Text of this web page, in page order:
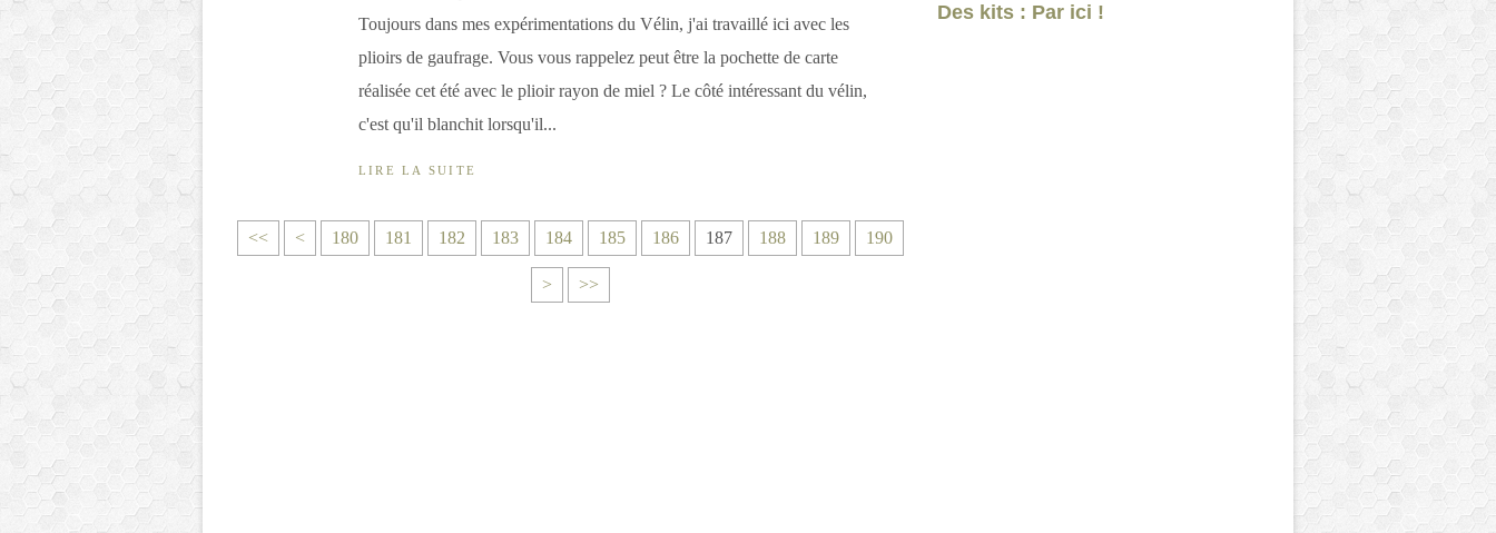
Toujours dans mes expérimentations du Vélin, j'ai travaillé ici avec les
plioirs de gaufrage. Vous vous rappelez peut être la pochette de carte
réalisée cet été avec le plioir rayon de miel ? Le côté intéressant du vélin,
c'est qu'il blanchit lorsqu'il...
LIRE LA SUITE
<< <
11111111180 181 182 183 184 185 186 187 188 189 190
> >>
Des kits : Par ici !